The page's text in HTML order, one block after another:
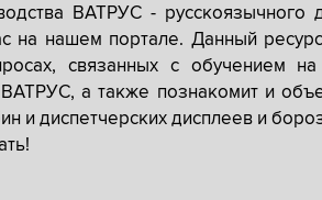
ВАТРУС -
на нашем портале. Данный
связанных с обучением
а также познакомит и
и диспетчерских дисплеев и